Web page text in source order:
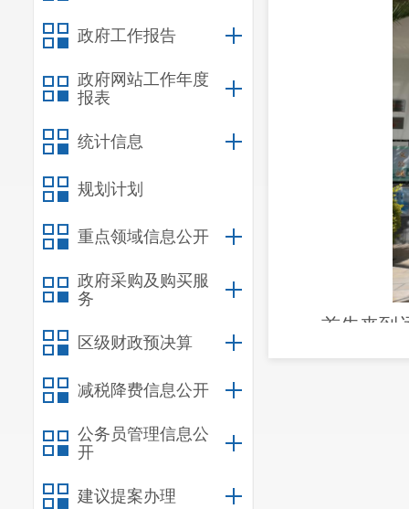
政府工作报告
政府网站工作年度
报表
统计信息
规划计划
重点领域信息公开
政府采购及购买服
务
区级财政预决算
减税降费信息公开
公务员管理信息公
开
建议提案办理
首先来到
嵴龙化石。在